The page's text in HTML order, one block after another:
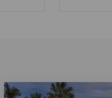
Imagen
Listado
Imagen